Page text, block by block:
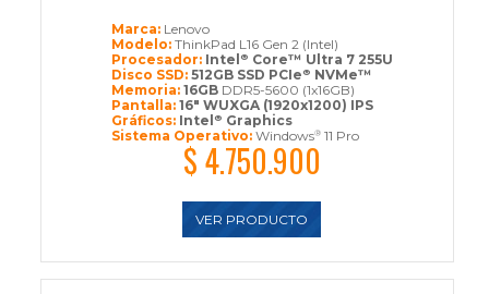
$ 4.750.900
VER PRODUCTO
Marca: Lenovo
Modelo: ThinkPad L16 Gen 2 (Intel)
Procesador: Intel ® Core™ Ultra 7 255U
Disco SSD: 512GB SSD PCIe ® NVMe™
Memoria: 16GBDDR5-5600 (1x16GB)
Pantalla: 16" WUXGA (1920x1200) IPS
Gráficos: Intel ® Graphics
Sistema Operativo: Windows®11 Pro